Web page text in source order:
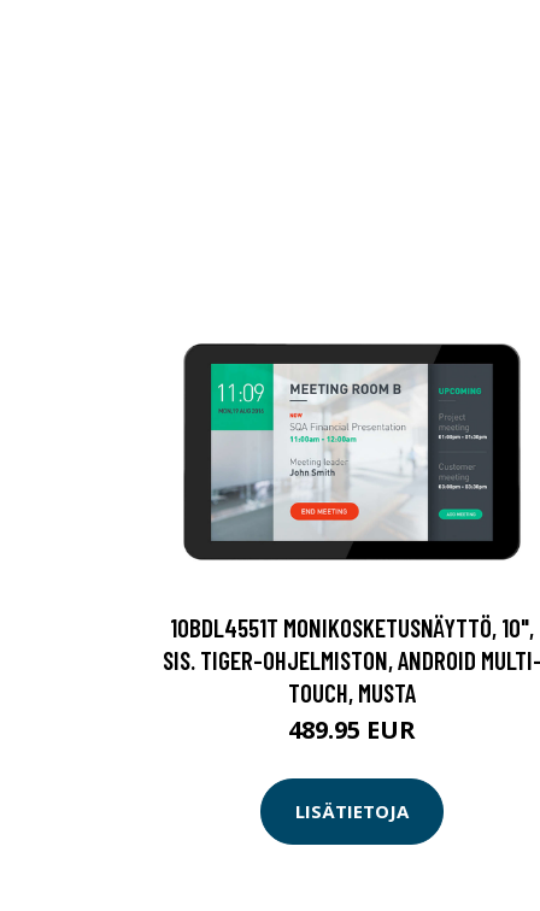
10BDL4551T MONIKOSKETUSNÄYTTÖ, 10",
SIS. TIGER-OHJELMISTON, ANDROID MULTI-
TOUCH, MUSTA
489.95 EUR
LISÄTIETOJA